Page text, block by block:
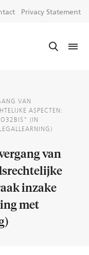
Privacy Statement
VAN
ASPECTEN:
(IN
van
inzake
met